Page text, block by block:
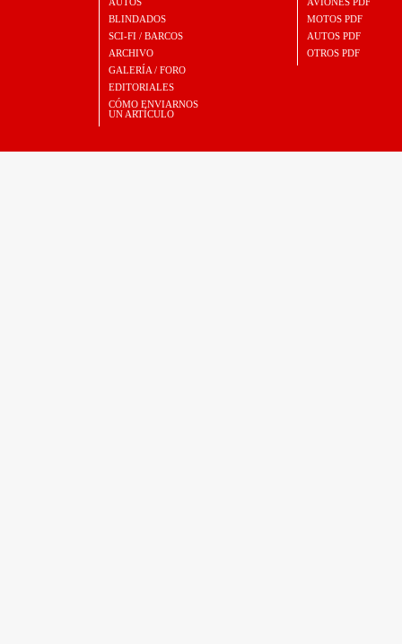
BLINDADOS
SCI-FI / BARCOS
ARCHIVO
GALERÍA / FORO
EDITORIALES
CÓMO ENVIARNOS
UN ARTÍCULO
MOTOS PDF
AUTOS PDF
OTROS PDF